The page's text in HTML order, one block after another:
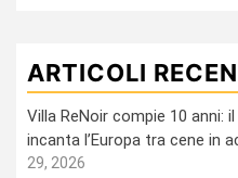
ARTICOLI
Villa ReNoir compie 10 anni:
incanta l’Europa tra cene in
29, 2026